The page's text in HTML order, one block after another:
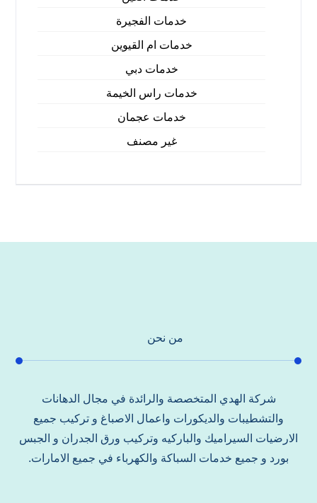
خدمات الفجيرة
خدمات ام القيوين
خدمات دبي
خدمات راس الخيمة
خدمات عجمان
غير مصنف
من نحن
شركة الهدي المتخصصة والرائدة في مجال الدهانات
والتشطيبات والديكورات واعمال الاصباغ و تركيب جميع
الارضيات السيراميك والباركيه وتركيب ورق الجدران و الجبس
بورد و جميع خدمات السباكة والكهرباء في جميع الامارات.